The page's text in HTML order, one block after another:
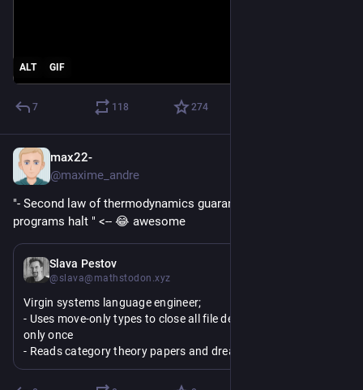
ALT GIF
7 118 274
max22-
@maxime_andre
"- Second law of thermodynamics guarantees that all
programs halt " <-- 😂 awesome
Slava Pestov
@slava@mathstodon.xyz
Virgin systems language engineer;
- Uses move-only types to close all file descriptors once and
only once
- Reads category theory papers and dreams of even more
exotic type declarations
- Life mission is to make all legacy code memory safe